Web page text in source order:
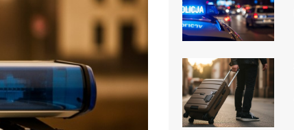
Fryzjer
Poczta